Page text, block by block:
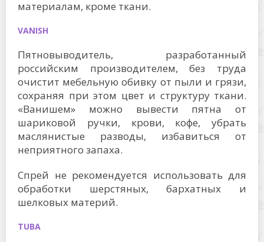
материалам, кроме ткани.
VANISH
Пятновыводитель, разработанный
российским производителем, без труда
очистит мебельную обивку от пыли и грязи,
сохраняя при этом цвет и структуру ткани.
«Ванишем» можно вывести пятна от
шариковой ручки, крови, кофе, убрать
маслянистые разводы, избавиться от
неприятного запаха.
Спрей не рекомендуется использовать для
обработки шерстяных, бархатных и
шелковых материй.
TUBA